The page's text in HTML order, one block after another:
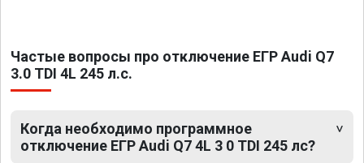
Частые вопросы про отключение ЕГР Audi Q7
3.0 TDI 4L 245 л.с.
Когда необходимо программное
отключение ЕГР Audi Q7 4L 3 0 TDI 245 лс?